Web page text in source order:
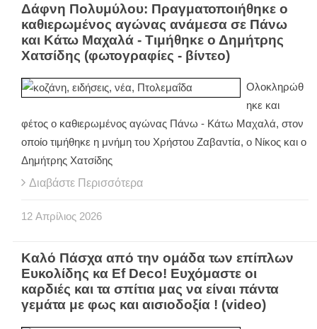
Δάφνη Πολυμύλου: Πραγματοποιήθηκε ο
καθιερωμένος αγώνας ανάμεσα σε Πάνω
και Κάτω Μαχαλά - Τιμήθηκε ο Δημήτρης
Χατσίδης (φωτογραφίες - βίντεο)
Ολοκληρώθ
ηκε και
φέτος ο καθιερωμένος αγώνας Πάνω - Κάτω Μαχαλά, στον
οποίο τιμήθηκε η μνήμη του Χρήστου Ζαβαντία, ο Νίκος και ο
Δημήτρης Χατσίδης
Διαβάστε Περισσότερα
12 Απρίλιος 2026
Καλό Πάσχα από την ομάδα των επίπλων
Ευκολίδης κα Ef Deco! Ευχόμαστε οι
καρδιές και τα σπίτια μας να είναι πάντα
γεμάτα με φως και αισιοδοξία ! (video)